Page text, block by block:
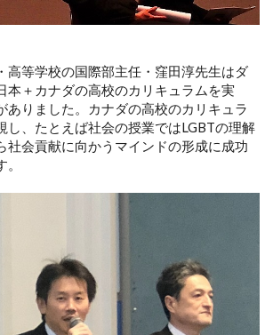
高等学校の国際部主任・窪田淳先生はダ
本＋カナダの高校のカリキュラムを実
ありました。カナダの高校のカリキュラ
し、たとえば社会の授業ではLGBTの理解
社会貢献に向かうマインドの形成に成功